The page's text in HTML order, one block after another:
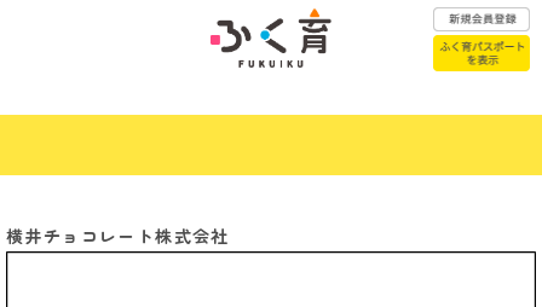
ふく育パスポートはこちら
横井チョコレート株式会社